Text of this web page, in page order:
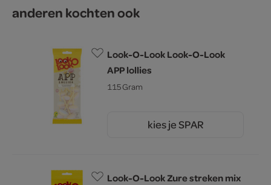
anderen kochten ook
Look-O-Look Look-O-Look
APP lollies
115 Gram
kies je SPAR
Look-O-Look Zure streken mix